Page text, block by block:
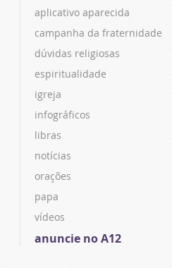
aplicativo aparecida
campanha da fraternidade
dúvidas religiosas
espiritualidade
igreja
infográficos
libras
notícias
orações
papa
vídeos
anuncie no A12